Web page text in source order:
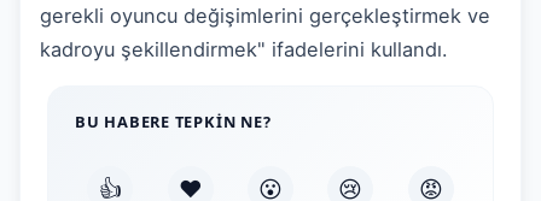
gerekli oyuncu değişimlerini gerçekleştirmek ve
kadroyu şekillendirmek" ifadelerini kullandı.
BU HABERE TEPKIN NE?
👍 ❤️ 😮 😢 😡